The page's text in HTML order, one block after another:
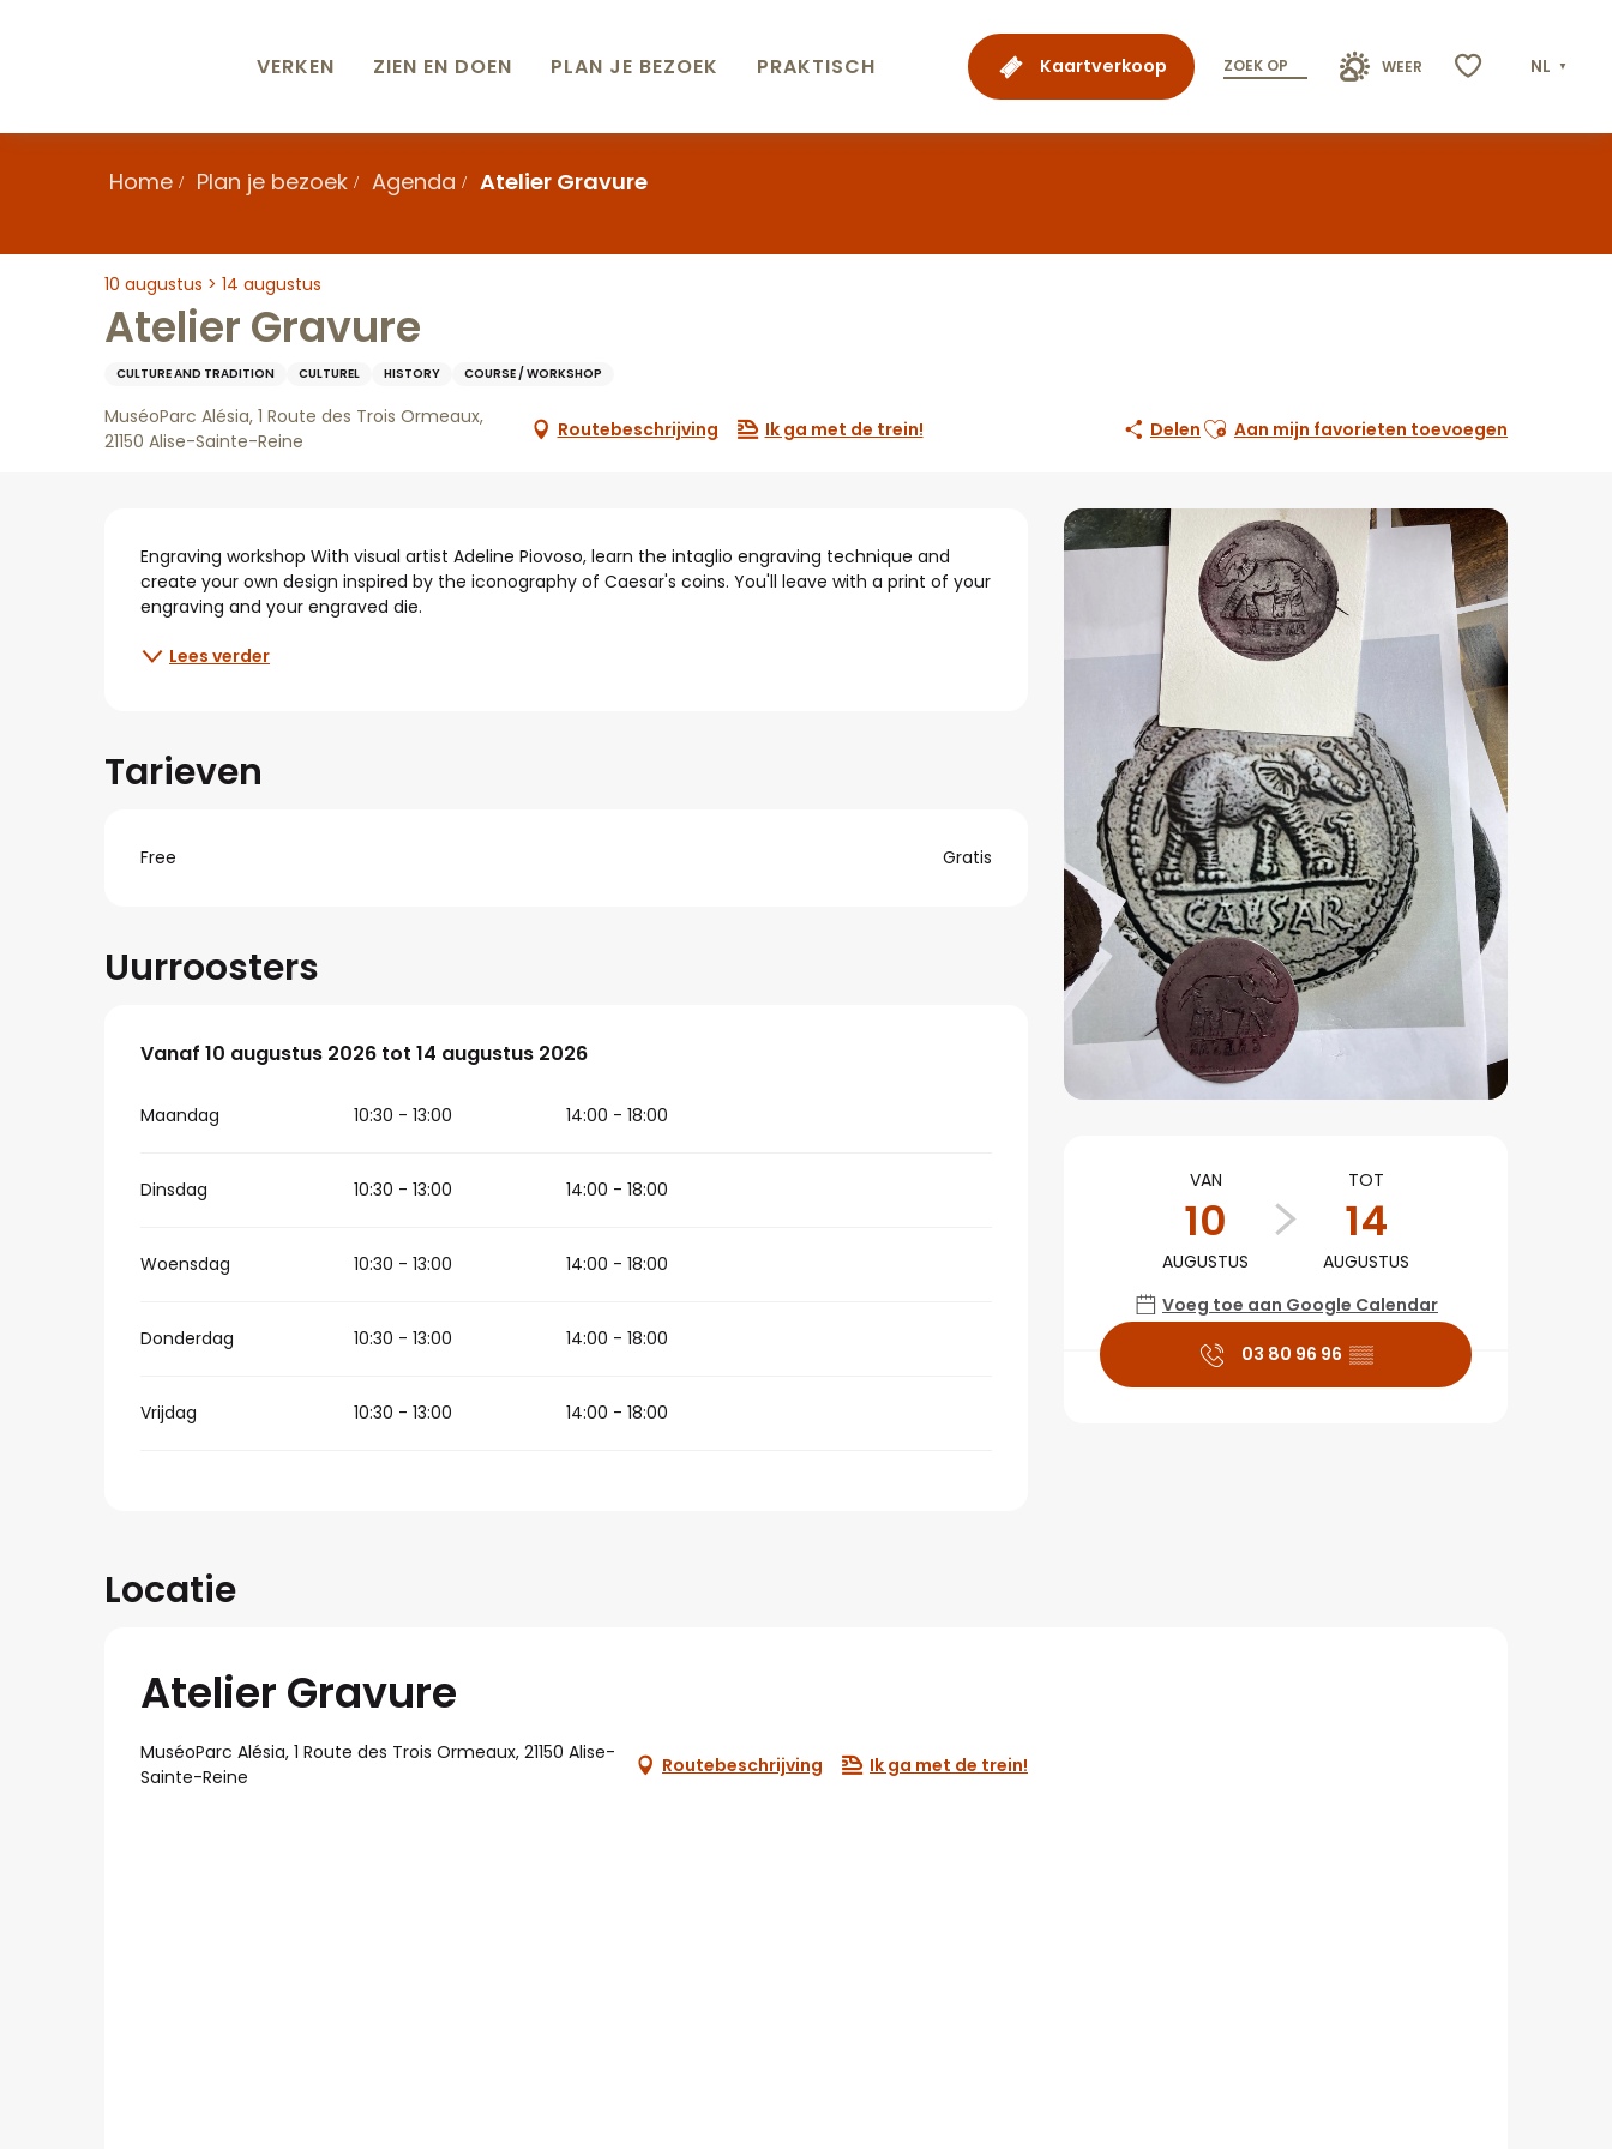
Kaartverkoop ZOEK OP WEER NL
VERKEN ZIEN EN DOEN PLAN JE BEZOEK PRAKTISCH
Home Plan je bezoek Agenda Atelier Gravure
10 augustus > 14 augustus
Atelier Gravure
CULTURE AND TRADITION CULTUREL HISTORY COURSE / WORKSHOP
MuséoParc Alésia, 1 Route des Trois Ormeaux,
21150 Alise-Sainte-Reine
Routebeschrijving Ik ga met de trein! Delen Ajouter aux favoris
Aan mijn favorieten toevoegen
Openingstijden en
VAN
10
AUGUSTUS
TOT
14
AUGUSTUS
Voeg toe aan Google Calendar
03 80 96 96 ▒▒
Beschrijving
Engraving workshop With visual artist Adeline Piovoso, learn the intaglio engraving technique and
create your own design inspired by the iconography of Caesar's coins. You'll leave with a print of your
engraving and your engraved die.
Lees verder
Tarieven
Free Gratis
Uurroosters
Vanaf 10 augustus 2026 tot 14 augustus 2026
Vanaf 10 augustus 2026 tot 14 augustus 2026
Maandag 10:30 - 13:00 14:00 - 18:00
Dinsdag 10:30 - 13:00 14:00 - 18:00
Woensdag 10:30 - 13:00 14:00 - 18:00
Donderdag 10:30 - 13:00 14:00 - 18:00
Vrijdag 10:30 - 13:00 14:00 - 18:00
Locatie
Atelier Gravure
MuséoParc Alésia, 1 Route des Trois Ormeaux, 21150 Alise-
Sainte-Reine
Routebeschrijving Ik ga met de trein!